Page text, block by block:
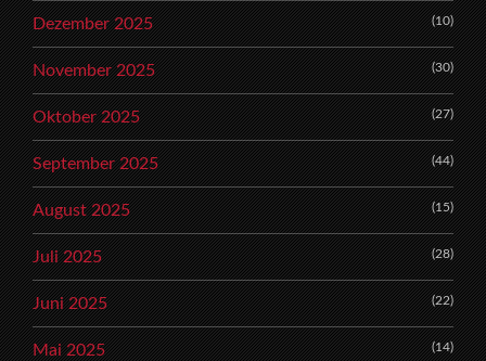
Dezember 2025 (10)
November 2025 (30)
Oktober 2025 (27)
September 2025 (44)
August 2025 (15)
Juli 2025 (28)
Juni 2025 (22)
Mai 2025 (14)